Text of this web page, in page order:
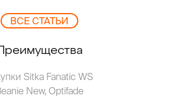
ВCЕ СТАТЬИ
Sitka Fanatic WS
New, Optifade